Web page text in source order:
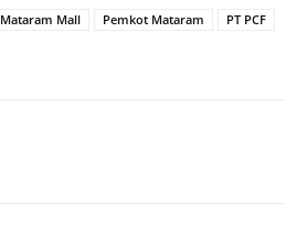
Mataram Mall Pemkot Mataram
PT PCF